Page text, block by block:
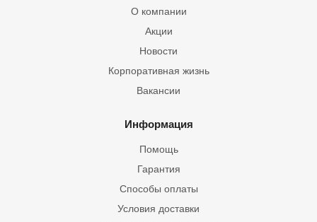
О компании
Акции
Новости
Корпоративная жизнь
Вакансии
Информация
Помощь
Гарантия
Способы оплаты
Условия доставки